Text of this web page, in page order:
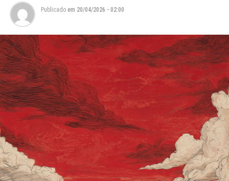
Publicado em 20/04/2026 - 02:00